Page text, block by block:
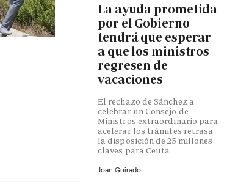
La ayuda prometida
por el Gobierno
tendrá que esperar
a que los ministros
regresen de
vacaciones
El rechazo de Sánchez a
celebrar un Consejo de
Ministros extraordinario para
acelerar los trámites retrasa
la disposición de 25 millones
claves para Ceuta
Joan Guirado